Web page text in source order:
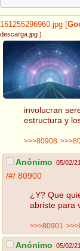
161255296960.jpg
descarga.jpg )
involucran
estructura y
>>>80908
Anónimo 05/02/
/#/ 80900
¿Y? Que
abriste para
>>>80901
Anónimo 05/02/